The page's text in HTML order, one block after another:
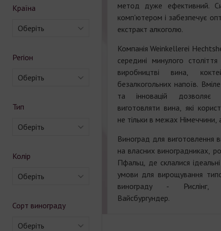
Країна
Оберіть
Регіон
Оберіть
Тип
Оберіть
Колір
Оберіть
Сорт винограду
Оберіть
метод дуже ефективний.
комп'ютером і забезпечує
екстракт алкоголю.
Компанія Weinkellerei
середині минулого століття
виробництві вина,
безалкогольних напоїв.
та інновацій дозволяє
виготовляти вина, які
не тільки в межах Німеччини,
Виноград для виготовлення
на власних виноградниках,
Пфальц, де склалися ідеальні
умови для вирощування
винограду - Рислінг,
Вайсбургундер.